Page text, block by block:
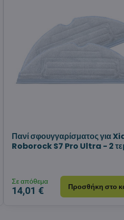
Πανί σφουγγαρίσματος για
Roborock S7 Pro Ultra - 2
Σε απόθεμα
14,01 € Προσθήκη στο